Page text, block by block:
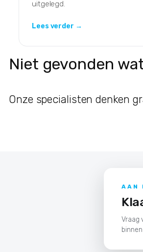
uitgelegd.
Lees verder →
Niet gevonden
Onze specialisten denken
AAN
Vraag